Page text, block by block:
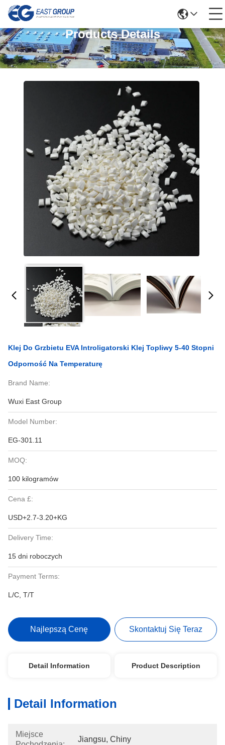
Products Details
Klej Do Grzbietu EVA Introligatorski Klej Topliwy 5-40 Stopni
Odporność Na Temperaturę
Brand Name:
Wuxi East Group
Model Number:
EG-301.11
MOQ:
100 kilogramów
Cena £:
USD+2.7-3.20+KG
Delivery Time:
15 dni roboczych
Payment Terms:
L/C, T/T
Najlepszą Cenę Skontaktuj Się Teraz
Detail Information Product Description
Detail Information
Miejsce
Jiangsu, Chiny